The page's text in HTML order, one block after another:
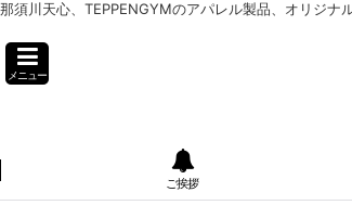
那須川天心、TEPPENGYMのアパレル製品、オリジナ
メニュー
ご挨拶